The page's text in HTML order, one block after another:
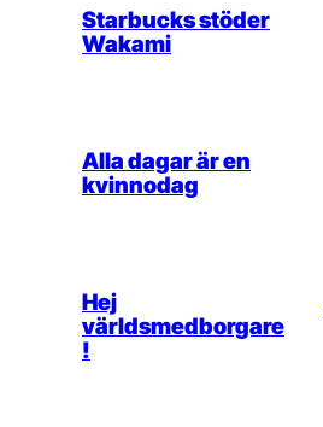
Starbucks stöder
Wakami
Alla dagar är en
kvinnodag
Hej
världsmedborgare
!